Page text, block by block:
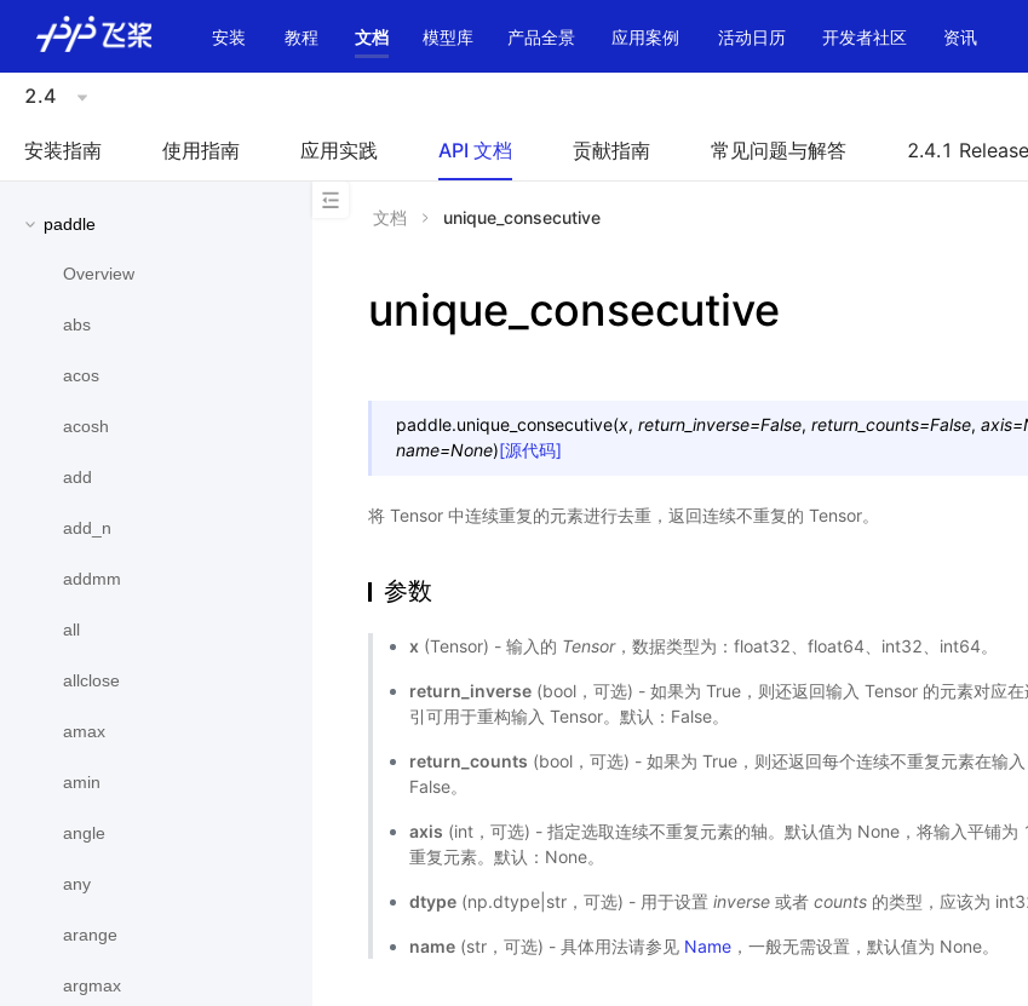
安装 教程 文档 模型库 产品全景 应用案例 活动日历 开发者社区 资讯
2.4
安装指南 使用指南 应用实践 API 文档 贡献指南 常见问题与解答 2.4.1
paddle
Overview
abs
acos
acosh
add
add_n
addmm
all
allclose
amax
amin
angle
any
arange
argmax
文档 unique_consecutive
unique_consecutive
paddle.unique_consecutive(x, return_inverse=False, return_counts=False, axis=
name=None)[源代码]
将 Tensor 中连续重复的元素进行去重，返回连续不重复的 Tensor。
参数
x (Tensor) - 输入的 Tensor，数据类型为：float32、float64、int32、int64。
return_inverse (bool，可选) - 如果为 True，则还返回输入 Tensor 的元素对应
引可用于重构输入 Tensor。默认：False。
return_counts (bool，可选) - 如果为 True，则还返回每个连续不重复元素在输入
False。
axis (int，可选) - 指定选取连续不重复元素的轴。默认值为 None，将输入平铺为
重复元素。默认：None。
dtype (np.dtype|str，可选) - 用于设置inverse 或者counts 的类型，应该为
name (str，可选) - 具体用法请参见 Name ，一般无需设置，默认值为 None。